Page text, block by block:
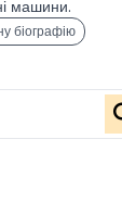
машини.
біографію